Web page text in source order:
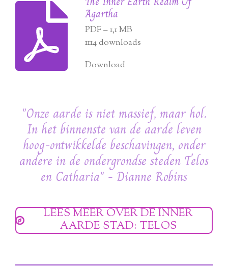
Agartha
PDF – 1,1 MB
1114 downloads
Download
"Onze aarde is niet massief, maar hol.
In het binnenste van de aarde leven
hoog-ontwikkelde beschavingen, onder
andere in de ondergrondse steden Telos
en Catharia" - Dianne Robins
LEES MEER OVER DE INNER
AARDE STAD: TELOS